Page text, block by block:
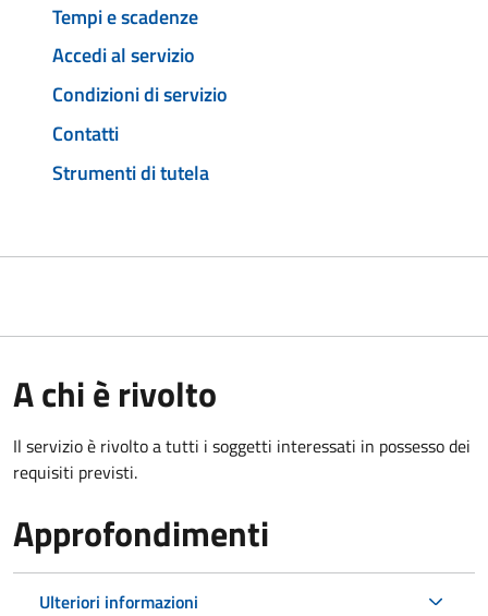
Tempi e scadenze
Accedi al servizio
Condizioni di servizio
Contatti
Strumenti di tutela
A chi è rivolto
Il servizio è rivolto a tutti i soggetti interessati in possesso dei
requisiti previsti.
Approfondimenti
Ulteriori informazioni